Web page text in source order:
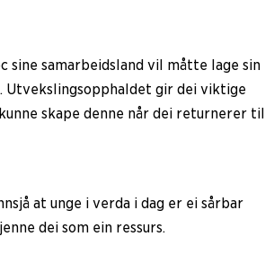
sine samarbeidsland vil måtte lage sin
Utvekslingsopphaldet gir dei viktige
skape denne når dei returnerer til
at unge i verda i dag er ei sårbar
dei som ein ressurs.